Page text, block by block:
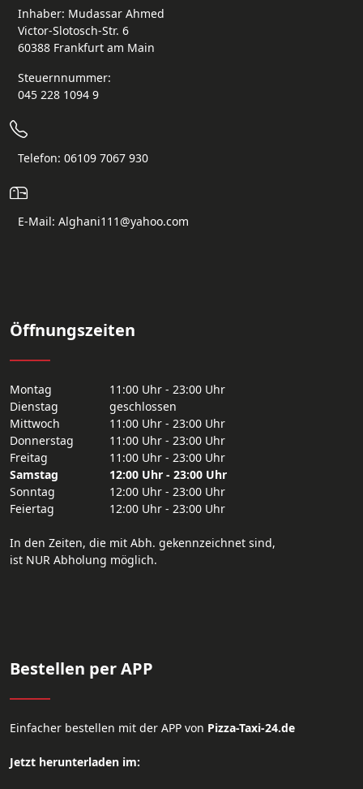
Inhaber: Mudassar Ahmed
Victor-Slotosch-Str. 6
60388 Frankfurt am Main
Steuernnummer:
045 228 1094 9
Telefon: 06109 7067 930
E-Mail: Alghani111@yahoo.com
Öffnungszeiten
Montag
11:00 Uhr - 23:00 Uhr
Dienstag
geschlossen
Mittwoch
11:00 Uhr - 23:00 Uhr
Donnerstag
11:00 Uhr - 23:00 Uhr
Freitag
11:00 Uhr - 23:00 Uhr
Samstag
12:00 Uhr - 23:00 Uhr
Sonntag
12:00 Uhr - 23:00 Uhr
Feiertag
12:00 Uhr - 23:00 Uhr
In den Zeiten, die mit Abh. gekennzeichnet sind,
ist NUR Abholung möglich.
Bestellen per APP
Einfacher bestellen mit der APP von Pizza-Taxi-24.de
Jetzt herunterladen im: